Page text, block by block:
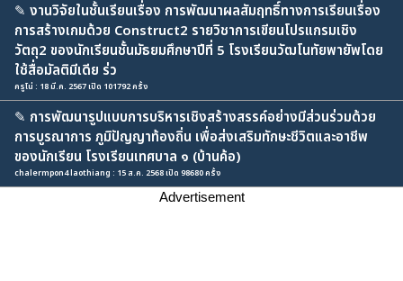
✎ งานวิจัยในชั้นเรียนเรื่อง การพัฒนาผลสัมฤทธิ์ทางการเรียนเรื่อง
การสร้างเกมด้วย Construct2 รายวิชาการเขียนโปรแกรมเชิง
วัตถุ2 ของนักเรียนชั้นมัธยมศึกษาปีที่ 5 โรงเรียนวัฒโนทัยพายัพโดย
ใช้สื่อมัลติมีเดีย ร่ว
ครูโน่ : 18 มี.ค. 2567 เปิด 101792 ครั้ง
✎ การพัฒนารูปแบบการบริหารเชิงสร้างสรรค์อย่างมีส่วนร่วมด้วย
การบูรณาการ ภูมิปัญญาท้องถิ่น เพื่อส่งเสริมทักษะชีวิตและอาชีพ
ของนักเรียน โรงเรียนเทศบาล ๑ (บ้านค้อ)
chalermpon4 laothiang : 15 ส.ค. 2568 เปิด 98680 ครั้ง
Advertisement